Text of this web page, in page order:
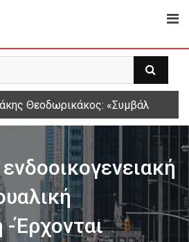
Θεοδωρικάκος: «Συμβάλλουμε
-Έρχονται